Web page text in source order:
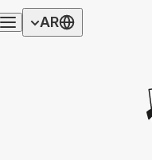
AR